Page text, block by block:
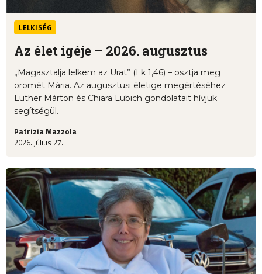
LELKISÉG
Az élet igéje – 2026. augusztus
„Magasztalja lelkem az Urat” (Lk 1,46) – osztja meg
örömét Mária. Az augusztusi életige megértéséhez
Luther Márton és Chiara Lubich gondolatait hívjuk
segítségül.
Patrizia Mazzola
2026. július 27.